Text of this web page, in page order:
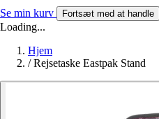
Se min kurv Fortsæt med at handle
Loading...
Hjem
/ Rejsetaske Eastpak Stand